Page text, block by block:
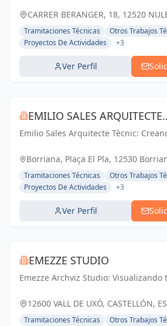
Ingeniería: Soluciones a medida en
CARRER BERANGER, 18, 12520
Tramitaciones Técnicas
Otros Trabajos
Proyectos De Actividades
+3
Ver Perfil
EMILIO SALES ARQUITECTE
TÉCNIC
Emilio Sales Arquitecte Tècnic:
futuro inspirador. Tu visión, nuestro
Borriana, Plaça El Pla, 12530
España, España
Tramitaciones Técnicas
Otros Trabajos
Proyectos De Actividades
+3
Ver Perfil
EMEZZE STUDIO
Emezze Archviz Studio: Visualizando
Castellón. Imágenes que inspiran
12600 VALL DE UXÓ, CASTELLÓN,
Tramitaciones Técnicas
Otros Trabajos